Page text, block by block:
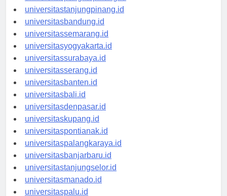
universitaspangkalpinang.id
universitastanjungpinang.id
universitasbandung.id
universitassemarang.id
universitasyogyakarta.id
universitassurabaya.id
universitasserang.id
universitasbanten.id
universitasbali.id
universitasdenpasar.id
universitaskupang.id
universitaspontianak.id
universitaspalangkaraya.id
universitasbanjarbaru.id
universitastanjungselor.id
universitasmanado.id